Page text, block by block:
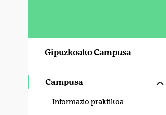
Gipuzkoako Campusa
Campusa
Informazio praktikoa